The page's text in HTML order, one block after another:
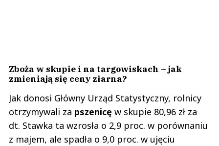
Zboża w skupie i na targowiskach – jak
zmieniają się ceny ziarna?
Jak donosi Główny Urząd Statystyczny, rolnicy
otrzymywali za pszenicę w skupie 80,96 zł za
dt. Stawka ta wzrosła o 2,9 proc. w porównaniu
z majem, ale spadła o 9,0 proc. w ujęciu